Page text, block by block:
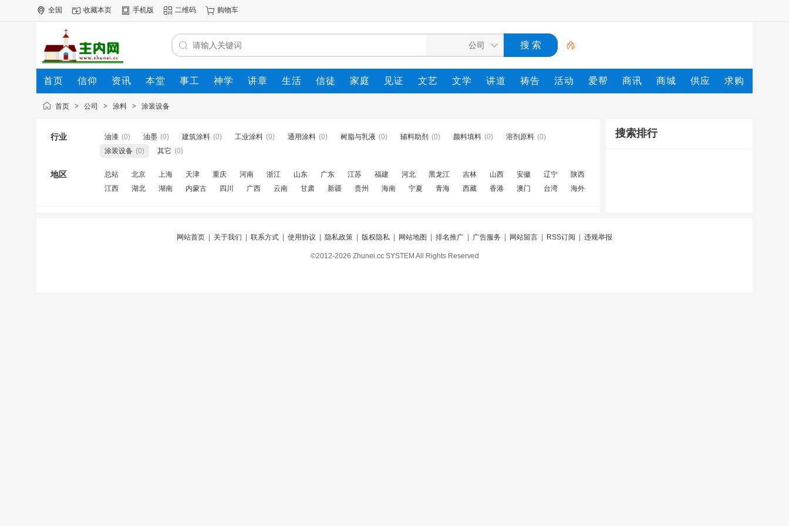
全国 收藏本页 手机版 二维码 购物车
首页 信仰 资讯 本堂 事工 神学 讲章 生活 信徒 家庭 见证 文艺 文学 讲道 祷告 活动 爱帮 商讯 商城 供应 求购
公司 动态 人才 知道
首页 > 公司 > 涂料 > 涂装设备
行业 油漆 (0) 油墨 (0) 建筑涂料 (0) 工业涂料 (0) 通用涂料 (0) 树脂与乳液 (0) 辅料助剂 (0) 颜料填料 (0) 溶剂原料 (0)
涂装设备 (0) 其它 (0)
地区 总站 北京 上海 天津 重庆 河南 浙江 山东 广东 江苏 福建 河北 黑龙江 吉林 山西 安徽 辽宁
陕西
江西
湖北 湖南 内蒙古 四川 广西 云南 甘肃 新疆 贵州 海南 宁夏 青海 西藏 香港 澳门 台湾 海外
搜索排行
网站首页 关于我们 联系方式 使用协议 隐私政策 版权隐私 网站地图 排名推广 广告服务 网站留言 RSS订阅 违规举报
©2012-2026 Zhunei.cc SYSTEM All Rights Reserved